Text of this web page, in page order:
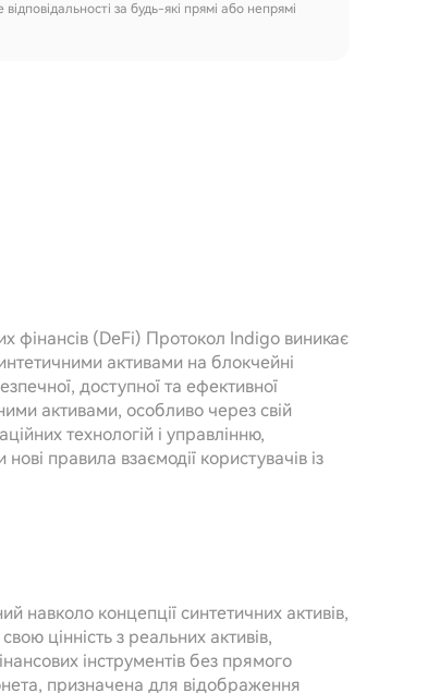
за будь-які прямі або непрямі
фінансів (DeFi) Протокол Indigo виникає
активами на блокчейні
доступної та ефективної
активами, особливо через свій
технологій і управлінню,
правила взаємодії користувачів із
навколо концепції синтетичних активів,
цінність з реальних активів,
інструментів без прямого
призначена для відображення